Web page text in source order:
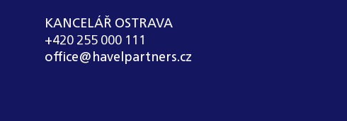
KANCELÁŘ OSTRAVA
+420 255 000 111
office@havelpartners.cz